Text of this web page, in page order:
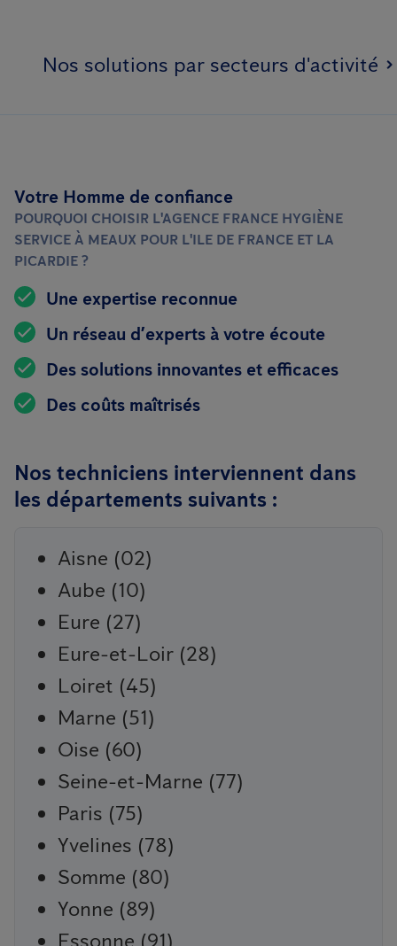
Nos solutions par secteurs d'activité
Votre Homme de confiance
POURQUOI CHOISIR L'AGENCE FRANCE HYGIÈNE
SERVICE À MEAUX POUR L'ILE DE FRANCE ET LA
PICARDIE ?
Une expertise reconnue
Un réseau d’experts à votre écoute
Des solutions innovantes et efficaces
Des coûts maîtrisés
Nos techniciens interviennent dans
les départements suivants :
Aisne (02)
Aube (10)
Eure (27)
Eure-et-Loir (28)
Loiret (45)
Marne (51)
Oise (60)
Seine-et-Marne (77)
Paris (75)
Yvelines (78)
Somme (80)
Yonne (89)
Essonne (91)